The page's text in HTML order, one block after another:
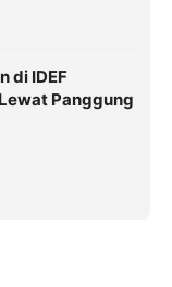
di IDEF
Panggung